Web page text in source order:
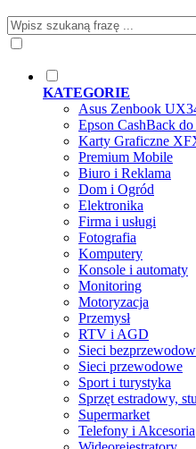
KATEGORIE
Asus Zenbook
Epson CashBack do
Karty Graficzne
Premium Mobile
Biuro i Reklama
Dom i Ogród
Elektronika
Firma i usługi
Fotografia
Komputery
Konsole i automaty
Monitoring
Motoryzacja
Przemysł
RTV i AGD
Sieci
Sieci przewodowe
Sport i turystyka
Sprzęt estradowy,
Supermarket
Telefony i Akcesoria